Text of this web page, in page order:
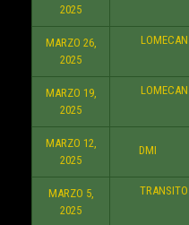
2025
MARZO 26,
2025
LOMECAN
MARZO 19,
2025
LOMECAN
MARZO 12,
2025
DMI
MARZO 5,
2025
TRANSITO